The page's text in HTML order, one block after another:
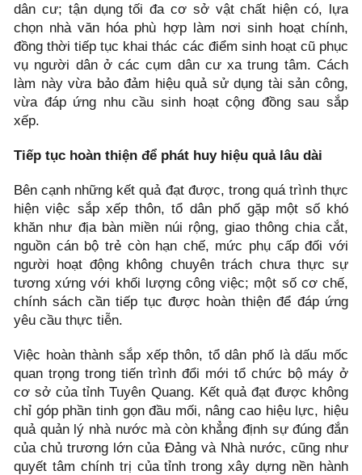
dân cư; tận dụng tối đa cơ sở vật chất hiện có, lựa
chọn nhà văn hóa phù hợp làm nơi sinh hoạt chính,
đồng thời tiếp tục khai thác các điểm sinh hoạt cũ phục
vụ người dân ở các cụm dân cư xa trung tâm. Cách
làm này vừa bảo đảm hiệu quả sử dụng tài sản công,
vừa đáp ứng nhu cầu sinh hoạt cộng đồng sau sắp
xếp.
Tiếp tục hoàn thiện để phát huy hiệu quả lâu dài
Bên cạnh những kết quả đạt được, trong quá trình thực
hiện việc sắp xếp thôn, tổ dân phố gặp một số khó
khăn như địa bàn miền núi rộng, giao thông chia cắt,
nguồn cán bộ trẻ còn hạn chế, mức phụ cấp đối với
người hoạt động không chuyên trách chưa thực sự
tương xứng với khối lượng công việc; một số cơ chế,
chính sách cần tiếp tục được hoàn thiện để đáp ứng
yêu cầu thực tiễn.
Việc hoàn thành sắp xếp thôn, tổ dân phố là dấu mốc
quan trọng trong tiến trình đổi mới tổ chức bộ máy ở
cơ sở của tỉnh Tuyên Quang. Kết quả đạt được không
chỉ góp phần tinh gọn đầu mối, nâng cao hiệu lực, hiệu
quả quản lý nhà nước mà còn khẳng định sự đúng đắn
của chủ trương lớn của Đảng và Nhà nước, cũng như
quyết tâm chính trị của tỉnh trong xây dựng nền hành